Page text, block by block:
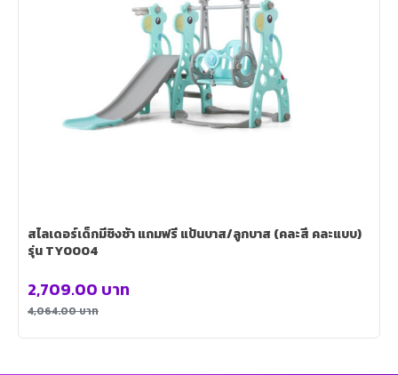
สไลเดอร์เด็กมีชิงช้า แถมฟรี แป้นบาส/ลูกบาส (คละสี คละแบบ)
รุ่น TY0004
4,064.00บาท
2,709.00 บาท